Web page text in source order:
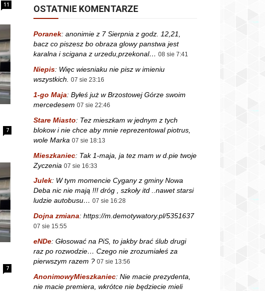
11
7
7
OSTATNIE KOMENTARZE
Poranek: anonimie z 7 Sierpnia z godz. 12,21,
bacz co piszesz bo obraza glowy panstwa jest
karalna i scigana z urzedu,przekonal… 08 sie 7:41
Niepis: Więc wiesniaku nie pisz w imieniu
wszystkich.
07 sie 23:16
1-go Maja: Byłeś już w Brzostowej Górze swoim
mercedesem 07 sie 22:46
Stare Miasto: Tez mieszkam w jednym z tych
blokow i nie chce aby mnie reprezentowal piotrus,
wole Marka 07 sie 18:13
Mieszkaniec: Tak 1-maja, ja tez mam w d.pie twoje
Zyczenia 07 sie 16:33
Julek: W tym momencie Cygany z gminy Nowa
Deba nic nie mają !!! dróg , szkoły itd ..nawet starsi
ludzie autobusu… 07 sie 16:28
Dojna zmiana: https://m.demotywatory.pl/5351637
07 sie 15:55
eNDe: Głosować na PiS, to jakby brać ślub drugi
raz po rozwodzie… Czego nie zrozumiałeś za
pierwszym razem ? 07 sie 13:56
AnonimowyMieszkaniec: Nie macie prezydenta,
nie macie premiera, wkrótce nie będziecie mieli